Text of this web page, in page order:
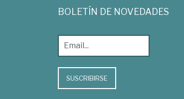
BOLETÍN DE NOVEDADES
SUSCRIBIRSE